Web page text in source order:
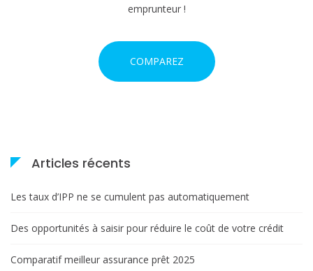
e
emprunteur !
COMPAREZ
Articles récents
Les taux d’IPP ne se cumulent pas automatiquement
Des opportunités à saisir pour réduire le coût de votre crédit
Comparatif meilleur assurance prêt 2025